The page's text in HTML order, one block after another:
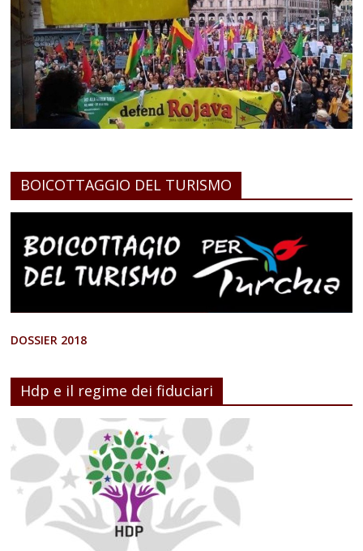
BOICOTTAGGIO DEL TURISMO
DOSSIER 2018
Hdp e il regime dei fiduciari